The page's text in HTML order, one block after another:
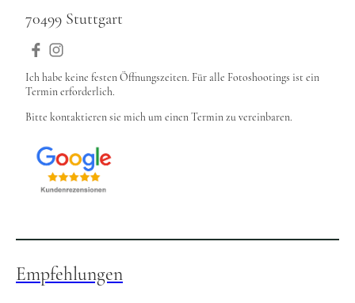
70499 Stuttgart
Ich habe keine festen Öffnungszeiten. Für alle Fotoshootings ist ein
Termin erforderlich.
Bitte kontaktieren sie mich um einen Termin zu vereinbaren.
Empfehlungen